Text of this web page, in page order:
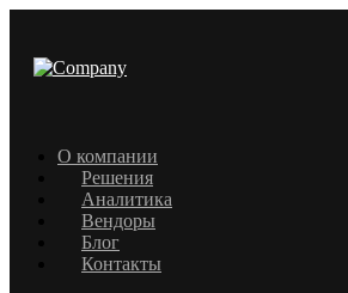
О компании
Решения
Аналитика
Вендоры
Блог
Контакты